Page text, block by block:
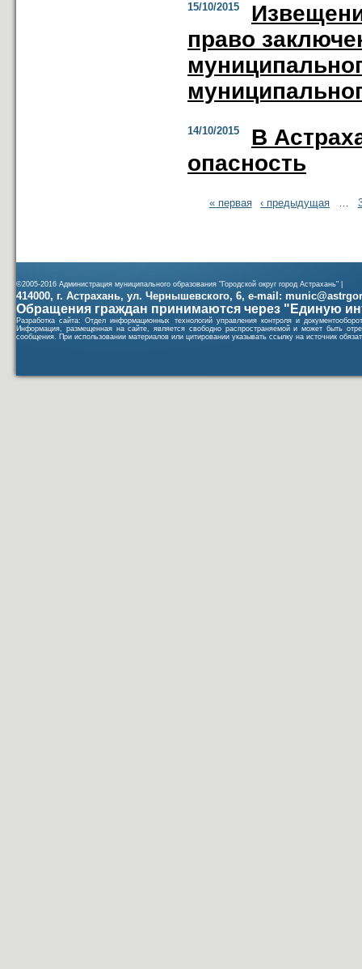
15/10/2015
право
14/10/2015
В
опасность
« первая ‹ предыдущая …
©2005-2016 Администрация муниципального образования "Городской округ город Астрахань" |
414000, г. Астрахань, ул. Чернышевского, 6, e-mail:
Обращения граждан принимаются через "Единую
Разработка сайта: Отдел информационных технологий управления контроля и
Информация, размещенная на сайте, является свободно распространяемой и может быть
сообщения. При использовании материалов или цитировании указывать ссылку на источник